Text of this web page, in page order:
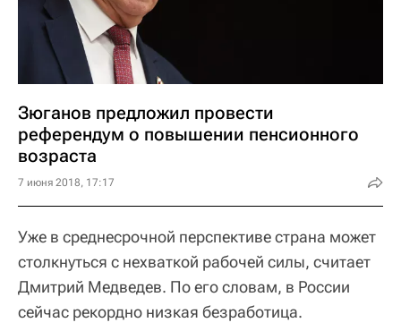
Зюганов предложил провести
референдум о повышении пенсионного
возраста
7 июня 2018, 17:17
Уже в среднесрочной перспективе страна может
столкнуться с нехваткой рабочей силы, считает
Дмитрий Медведев. По его словам, в России
сейчас рекордно низкая безработица.